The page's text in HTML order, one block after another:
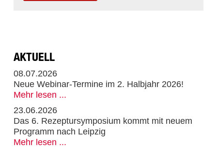
AKTUELL
08.07.2026
Neue Webinar-Termine im 2. Halbjahr 2026!
Mehr lesen ...
23.06.2026
Das 6. Rezeptursymposium kommt mit neuem
Programm nach Leipzig
Mehr lesen ...